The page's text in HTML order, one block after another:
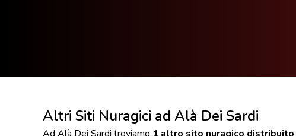
Altri Siti Nuragici ad Alà Dei Sardi